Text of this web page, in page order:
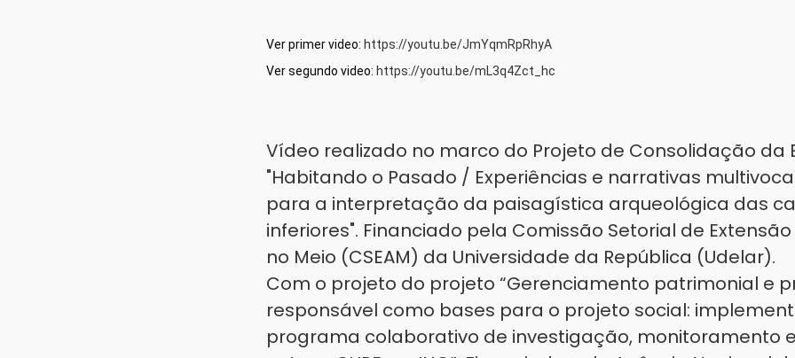
Ver primer video: https://youtu.be/JmYqmRpRhyA
Ver segundo video: https://youtu.be/mL3q4Zct_hc
Vídeo realizado no marco do Projeto de Consolidação da
"Habitando o Pasado / Experiências e narrativas
para a interpretação da paisagística arqueológica das
inferiores". Financiado pela Comissão Setorial de
no Meio (CSEAM) da Universidade da República (Udelar).
Com o projeto do projeto “Gerenciamento patrimonial e
responsável como bases para o projeto social:
programa colaborativo de investigação, monitoramento